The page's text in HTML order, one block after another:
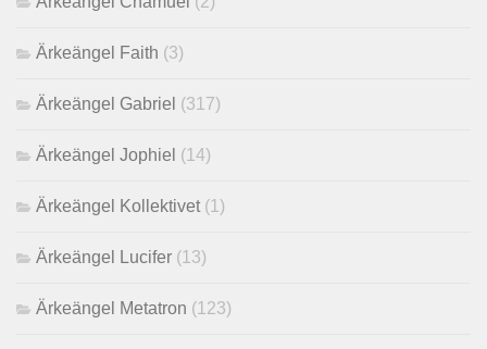
Ärkeängel Faith (3)
Ärkeängel Gabriel (317)
Ärkeängel Jophiel (14)
Ärkeängel Kollektivet (1)
Ärkeängel Lucifer (13)
Ärkeängel Metatron (123)